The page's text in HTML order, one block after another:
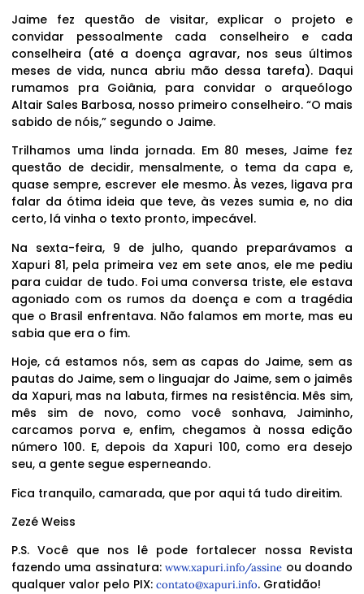
Jaime fez questão de visitar, explicar o projeto e
convidar pessoalmente cada conselheiro e cada
conselheira (até a doença agravar, nos seus últimos
meses de vida, nunca abriu mão dessa tarefa). Daqui
rumamos pra Goiânia, para convidar o arqueólogo
Altair Sales Barbosa, nosso primeiro conselheiro. “O mais
sabido de nóis,” segundo o Jaime.
Trilhamos uma linda jornada. Em 80 meses, Jaime fez
questão de decidir, mensalmente, o tema da capa e,
quase sempre, escrever ele mesmo. Às vezes, ligava pra
falar da ótima ideia que teve, às vezes sumia e, no dia
certo, lá vinha o texto pronto, impecável.
Na sexta-feira, 9 de julho, quando preparávamos a
Xapuri 81, pela primeira vez em sete anos, ele me pediu
para cuidar de tudo. Foi uma conversa triste, ele estava
agoniado com os rumos da doença e com a tragédia
que o Brasil enfrentava. Não falamos em morte, mas eu
sabia que era o fim.
Hoje, cá estamos nós, sem as capas do Jaime, sem as
pautas do Jaime, sem o linguajar do Jaime, sem o jaimês
da Xapuri, mas na labuta, firmes na resistência. Mês sim,
mês sim de novo, como você sonhava, Jaiminho,
carcamos porva e, enfim, chegamos à nossa edição
número 100. E, depois da Xapuri 100, como era desejo
seu, a gente segue esperneando.
Fica tranquilo, camarada, que por aqui tá tudo direitim.
Zezé Weiss
P.S. Você que nos lê pode fortalecer nossa Revista
fazendo uma assinatura:www.xapuri.info/assine ou doando
qualquer valor pelo PIX: contato@xapuri.info. Gratidão!